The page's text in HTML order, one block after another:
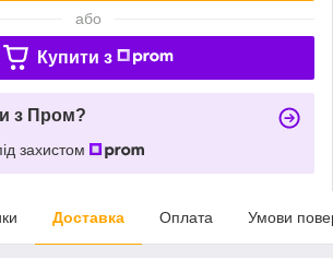
або
Купити з
з Пром?
захистом
Доставка Оплата Умови